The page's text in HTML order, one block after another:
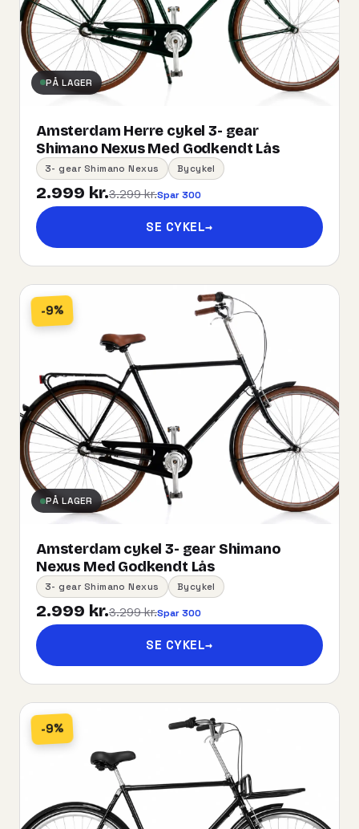
PÅ LAGER
Amsterdam Herre cykel 3- gear
Shimano Nexus Med Godkendt Lås
3- gear Shimano Nexus Bycykel
2.999 kr.3.299 kr.Spar 300
SE CYKEL→
-9%
PÅ LAGER
Amsterdam cykel 3- gear Shimano
Nexus Med Godkendt Lås
3- gear Shimano Nexus Bycykel
2.999 kr.3.299 kr.Spar 300
SE CYKEL→
-9%